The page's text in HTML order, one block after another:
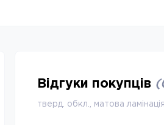
Відгуки покупців (
тверд. обкл., матова